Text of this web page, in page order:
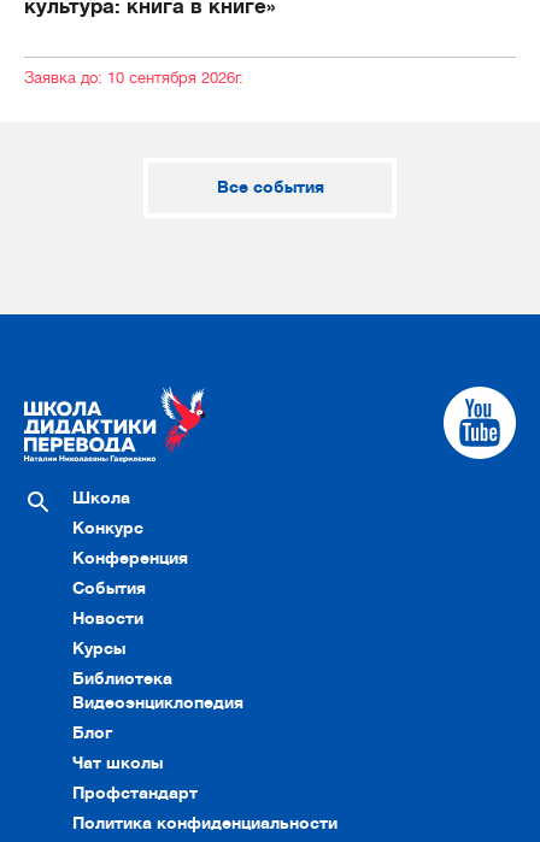
культура: книга в книге»
Заявка до: 10 сентября 2026г.
Все события
Школа
Конкурс
Конференция
События
Новости
Курсы
Библиотека
Видеоэнциклопедия
Блог
Чат школы
Профстандарт
Политика конфиденциальности